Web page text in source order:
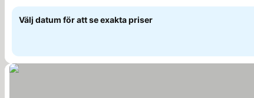
Välj datum för att se exakta priser